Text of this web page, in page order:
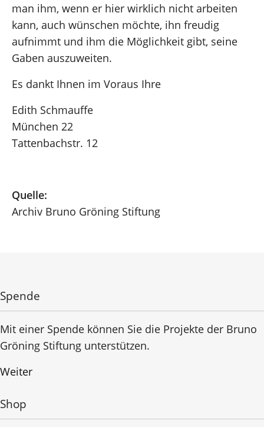
man ihm, wenn er hier wirklich nicht arbeiten
kann, auch wünschen möchte, ihn freudig
aufnimmt und ihm die Möglichkeit gibt, seine
Gaben auszuweiten.
Es dankt Ihnen im Voraus Ihre
Edith Schmauffe
München 22
Tattenbachstr. 12
Quelle:
Archiv Bruno Gröning Stiftung
Spende
Mit einer Spende können Sie die Projekte der Bruno
Gröning Stiftung unterstützen.
Weiter
Shop